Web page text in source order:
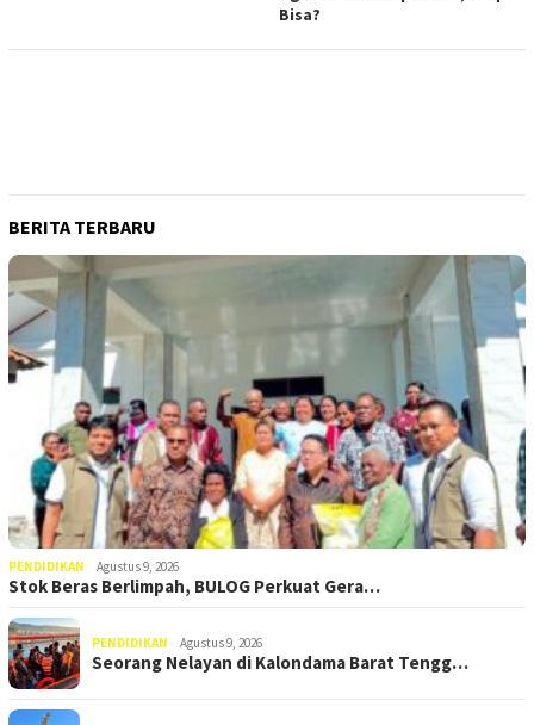
Bisa?
BERITA TERBARU
PENDIDIKAN Agustus 9, 2026
Stok Beras Berlimpah, BULOG Perkuat Gera…
PENDIDIKAN Agustus 9, 2026
Seorang Nelayan di Kalondama Barat Tengg…